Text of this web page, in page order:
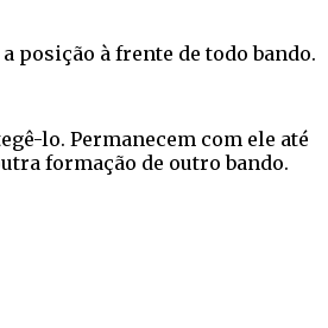
posição à frente de todo bando.
lo. Permanecem com ele até
formação de outro bando.